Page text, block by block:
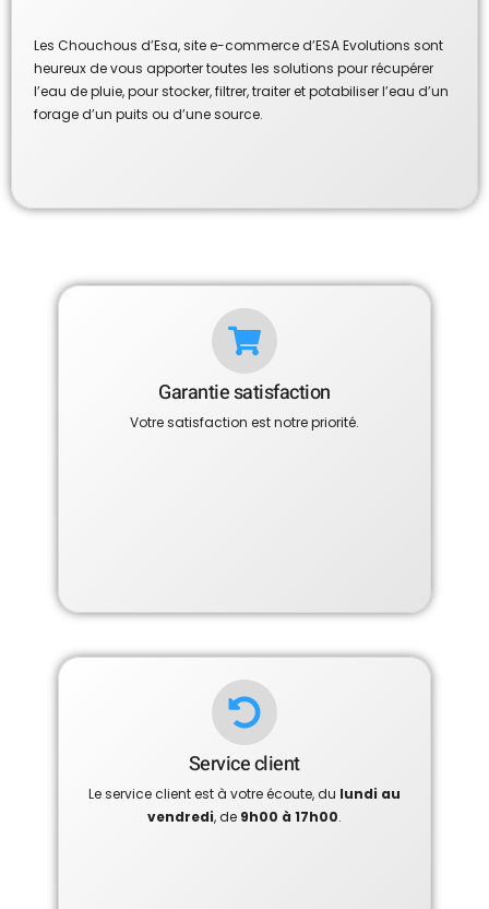
Les Chouchous d’Esa, site e-commerce d’ESA Evolutions sont
heureux de vous apporter toutes les solutions pour récupérer
l’eau de pluie, pour stocker, filtrer, traiter et potabiliser l’eau d’un
forage d’un puits ou d’une source.
Garantie satisfaction
Votre satisfaction est notre priorité.
Service client
Le service client est à votre écoute, du lundi au
vendredi, de 9h00 à 17h00.